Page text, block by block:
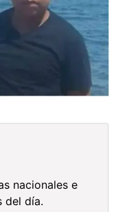
nacionales e
del día.